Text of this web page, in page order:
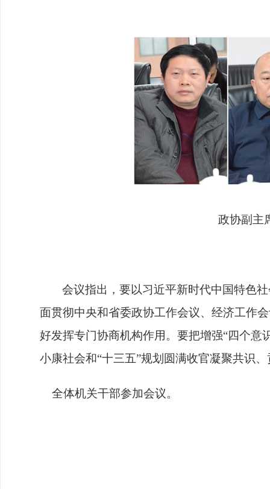
政协副主
会议指出，要以习近平新时代中国特色
面贯彻中央和省委政协工作会议、经济工作
好发挥专门协商机构作用 。 要把增强“四个意
小康社会和“十三五”规划圆满收官凝聚共识
全体机关干部参加会议。